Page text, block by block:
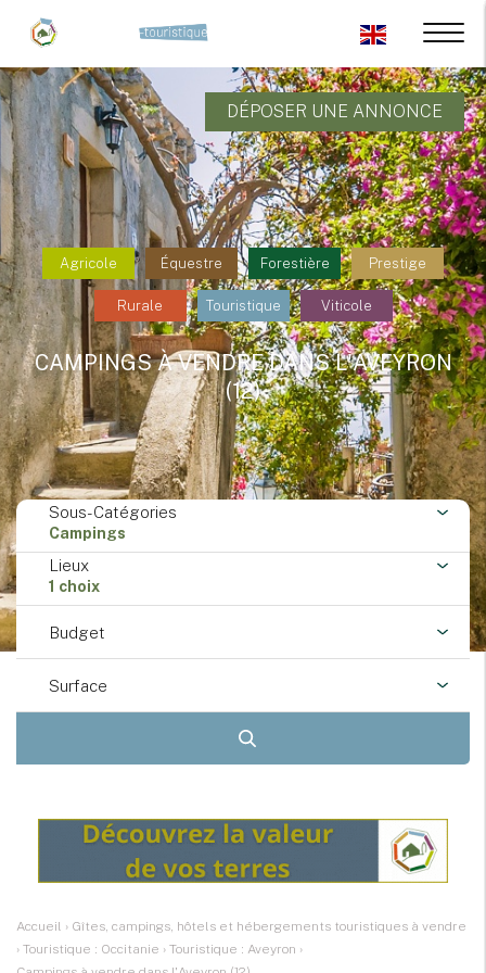
DÉPOSER UNE ANNONCE
Agricole Équestre Forestière Prestige
Rurale Touristique Viticole
CAMPINGS À VENDRE DANS L'AVEYRON
(12)
Sous-Catégories
Campings
Lieux
1 choix
Budget
Surface
Accueil › Gîtes, campings, hôtels et hébergements touristiques à vendre
› Touristique : Occitanie › Touristique : Aveyron ›